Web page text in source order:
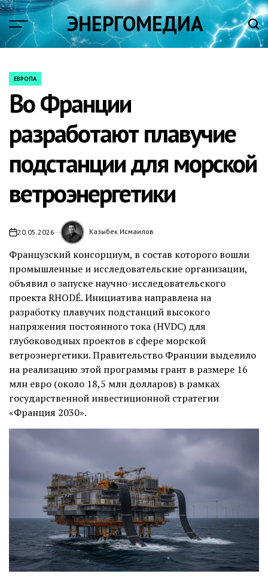
Skip
content
ЭНЕРГОМЕДИА
POSTED
ЕВРОПА
Во Франции
разработают плавучие
подстанции для морской
ветроэнергетики
on20.05.2026 Казыбек Исмаилов
Французский консорциум, в состав которого вошли
промышленные и исследовательские организации,
объявил о запуске научно-исследовательского
проекта RHODÉ. Инициатива направлена на
разработку плавучих подстанций высокого
напряжения постоянного тока (HVDC) для
глубоководных проектов в сфере морской
ветроэнергетики. Правительство Франции выделило
на реализацию этой программы грант в размере 16
млн евро (около 18,5 млн долларов) в рамках
государственной инвестиционной стратегии
«Франция 2030».